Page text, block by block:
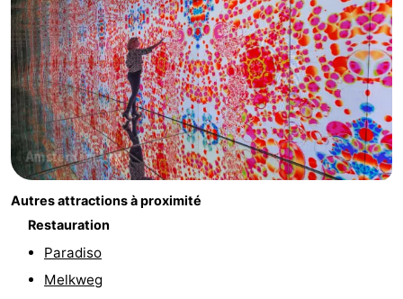
Autres attractions à proximité
Restauration
Paradiso
Melkweg